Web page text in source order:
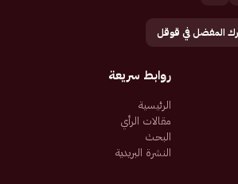
المفضل في قوقل
روابط سريعة
الرئيسية
مقالات الرأي
البحث
النشرة البريدية